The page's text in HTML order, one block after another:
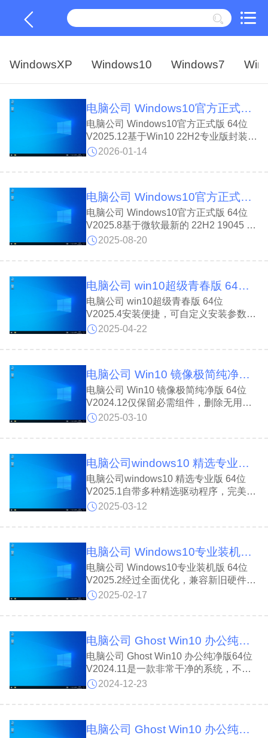
WindowsXP Windows10 Windows7
电脑公司 Windows10官方正式版 64位 V2025.12
电脑公司 Windows10官方正式版 64位
V2025.12基于Win10 22H2专业版封装的
64位纯净系统;电脑公司 Windows10官方
也能装,优化网络和响应速度，安装后免
2026-01-14
电脑公司 Windows10官方正式版 64位 V2025.8
电脑公司 Windows10官方正式版 64位
V2025.8基于微软最新的 22H2 19045 版
本离线制作,采用 ESD 压缩格式，镜像更
型。电脑公司 Windows10官方正式版 64
提升稳定性与可靠性，减少因驱动问题导
致的崩溃。
2025-08-20
电脑公司 win10超级青春版 64位 V2025.4
电脑公司 win10超级青春版 64位
V2025.4安装便捷，可自定义安装参数，
系统安装仅需5-6分钟，自动继承必要文
电脑公司 win10超级青春版 64位
能，应用商店上架众多热门应用，安全下
载无忧。
2025-04-22
电脑公司 Win10 镜像极简纯净版 64位 V2024.12
电脑公司 Win10 镜像极简纯净版 64位
V2024.12仅保留必需组件，删除无用软
件，运行更流畅。电脑公司 Win10 镜像
小，不占内存资源，安装超便捷，一键下
速体验流畅系统。
2025-03-10
电脑公司windows10 精选专业版 64位 V2025.1
电脑公司windows10 精选专业版 64位
V2025.1自带多种精选驱动程序，完美适
配您的电脑硬件，确保性能最大化。电脑
V2025.1采用智能化装机方法，新手也能
选的实用软件，让您开机即可使用，享受
高效便捷的电脑体验!
2025-03-12
电脑公司 Windows10专业装机版 64位 V2025.2
电脑公司 Windows10专业装机版 64位
V2025.2经过全面优化，兼容新旧硬件，
集成最新系统补丁、驱动和运行库。电脑
V2025.2采用ESD格式，镜像体积小,装
效率和体验。适合批量装机和个人使用。
2025-02-17
电脑公司 Ghost Win10 办公纯净版64位 V2024.11
电脑公司 Ghost Win10 办公纯净版64位
V2024.11是一款非常干净的系统，不含
任何第三方软件和私人信息。电脑公司
加强防火墙功能，为计算机提供安全设
精简和优化,使用起来非常可靠。
2024-12-23
电脑公司 Ghost Win10 办公纯净版 64位 V2024.11